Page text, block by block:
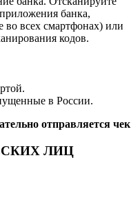
банка,
во всех смартфонах) или
кодов.
в России.
отправляется чек
ЛИЦ